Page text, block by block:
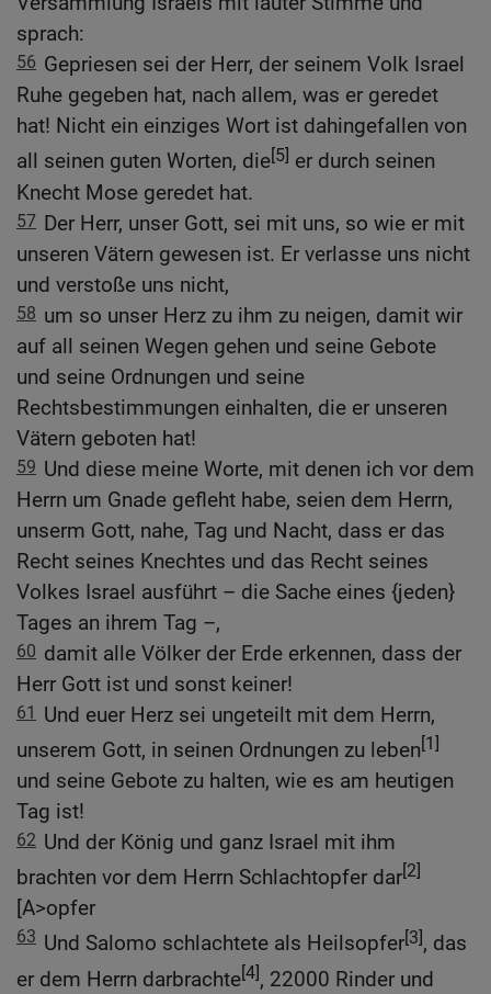
sprach:
56 Gepriesen sei der Herr, der seinem Volk Israel
Ruhe gegeben hat, nach allem, was er geredet
hat! Nicht ein einziges Wort ist dahingefallen von
all seinen guten Worten, die[5] er durch seinen
Knecht Mose geredet hat.
57 Der Herr, unser Gott, sei mit uns, so wie er mit
unseren Vätern gewesen ist. Er verlasse uns nicht
und verstoße uns nicht,
58 um so unser Herz zu ihm zu neigen, damit wir
auf all seinen Wegen gehen und seine Gebote
und seine Ordnungen und seine
Rechtsbestimmungen einhalten, die er unseren
Vätern geboten hat!
59 Und diese meine Worte, mit denen ich vor dem
Herrn um Gnade gefleht habe, seien dem Herrn,
unserm Gott, nahe, Tag und Nacht, dass er das
Recht seines Knechtes und das Recht seines
Volkes Israel ausführt – die Sache eines {jeden}
Tages an ihrem Tag –,
60 damit alle Völker der Erde erkennen, dass der
Herr Gott ist und sonst keiner!
61 Und euer Herz sei ungeteilt mit dem Herrn,
unserem Gott, in seinen Ordnungen zu leben[1]
und seine Gebote zu halten, wie es am heutigen
Tag ist!
62 Und der König und ganz Israel mit ihm
brachten vor dem Herrn Schlachtopfer dar[2]
[A>opfer
63 Und Salomo schlachtete als Heilsopfer[3], das
er dem Herrn darbrachte[4], 22000 Rinder und